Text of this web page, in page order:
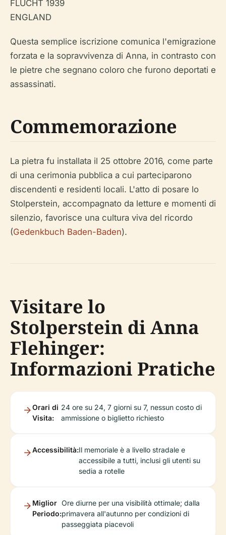
FLUCHT 1939
ENGLAND
Questa semplice iscrizione comunica l'emigrazione
forzata e la sopravvivenza di Anna, in contrasto con
le pietre che segnano coloro che furono deportati e
assassinati.
Commemorazione
La pietra fu installata il 25 ottobre 2016, come parte
di una cerimonia pubblica a cui parteciparono
discendenti e residenti locali. L'atto di posare lo
Stolperstein, accompagnato da letture e momenti di
silenzio, favorisce una cultura viva del ricordo
(Gedenkbuch Baden-Baden).
Visitare lo
Stolperstein di Anna
Flehinger:
Informazioni Pratiche
Orari di
Visita:
24 ore su 24, 7 giorni su 7, nessun costo di
ammissione o biglietto richiesto
Accessibilità:Il memoriale è a livello stradale e
accessibile a tutti, inclusi gli utenti su
sedia a rotelle
Miglior
Periodo:
Ore diurne per una visibilità ottimale; dalla
primavera all'autunno per condizioni di
passeggiata piacevoli